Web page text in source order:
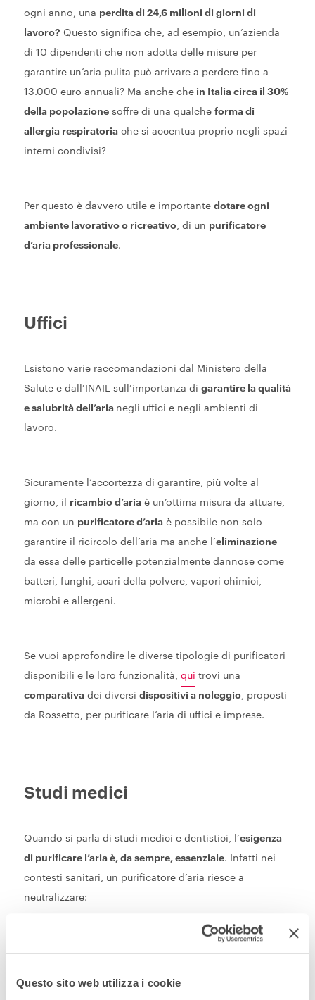
Questo sito web utilizza i cookie
ogni anno, una perdita di 24,6 milioni di giorni di
lavoro? Questo significa che, ad esempio, un’azienda
di 10 dipendenti che non adotta delle misure per
garantire un’aria pulita può arrivare a perdere fino a
13.000 euro annuali? Ma anche chein Italia circa il 30%
della popolazionesoffre di una qualche forma di
allergia respiratoriache si accentua proprio negli spazi
interni condivisi?
Per questo è davvero utile e importante dotare ogni
ambiente lavorativo o ricreativo, di un purificatore
d’aria professionale.
Uffici
Esistono varie raccomandazioni dal Ministero della
Salute e dall’INAIL sull’importanza di garantire la qualità
e salubrità dell’aria negli uffici e negli ambienti di
lavoro.
Sicuramente l’accortezza di garantire, più volte al
giorno, il ricambio d’ariaè un’ottima misura da attuare,
ma con un purificatore d’ariaè possibile non solo
garantire il ricircolo dell’aria ma anche l’eliminazione
da essa delle particelle potenzialmente dannose come
batteri, funghi, acari della polvere, vapori chimici,
microbi e allergeni.
Se vuoi approfondire le diverse tipologie di purificatori
disponibili e le loro funzionalità, qui trovi una
comparativadei diversi dispositivi a noleggio, proposti
da Rossetto, per purificare l’aria di uffici e imprese.
Studi medici
Quando si parla di studi medici e dentistici, l’esigenza
di purificare l’aria è, da sempre, essenziale. Infatti nei
contesti sanitari, un purificatore d’aria riesce a
neutralizzare: